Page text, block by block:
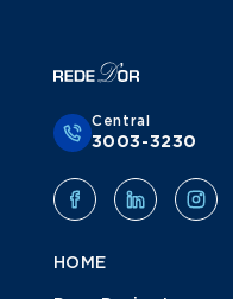
Central
3003-3230
HOME